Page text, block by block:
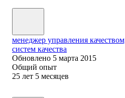
менеджер управления
систем качества
Обновлено 5 марта 2015
Общий опыт
25 лет 5 месяцев